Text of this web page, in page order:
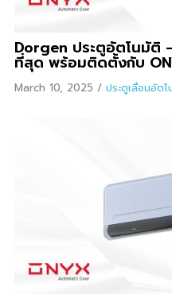
Dorgen ประตูอัตโนมัติ
ที่สุด พร้อมติดตั้งกับ
March 10, 2025 / ประตูเลื่อนอัต